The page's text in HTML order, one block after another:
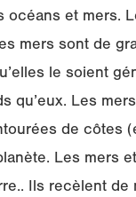
océans et mers.
mers sont de
le soient
qu’eux. Les
de côtes
Les mers
Ils recèlent